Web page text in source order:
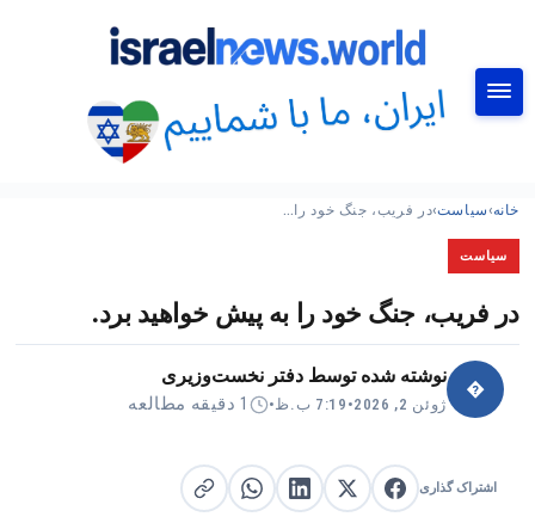
خانه›سیاست›در فریب، جنگ خود را…
سیاست
در فریب، جنگ خود را به پیش خواهید برد.
�
نوشته شده توسط دفتر نخست‌وزیری
ژوئن 2, 2026 • 7:19 ب.ظ • 1 دقیقه مطالعه
اشتراک گذاری اشتراک گذاری در فیس‌بوک
اشتراک گذاری در X
اشتراک گذاری در لینکدین
اشتراک گذاری در واتساپ
کپی لینک